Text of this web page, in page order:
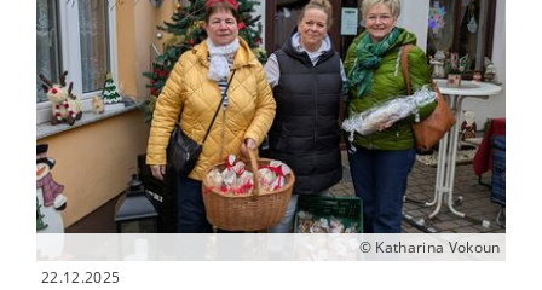
© Katharina Vokoun
22.12.2025